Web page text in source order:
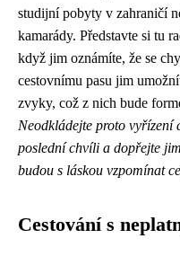
studijní pobyty v zahraničí
kamarády. Představte si tu
když jim oznámíte, že se
cestovnímu pasu jim
zvyky, což z nich bude
Neodkládejte proto vyřízení
poslední chvíli a dopřejte
budou s láskou vzpomínat
Cestování s